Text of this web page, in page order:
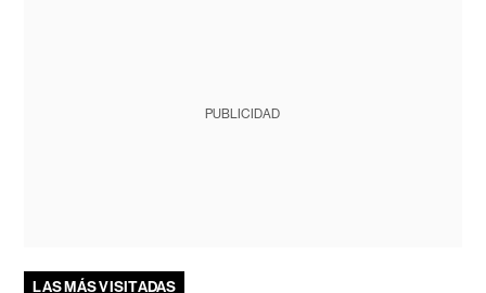
PUBLICIDAD
LAS MÁS VISITADAS